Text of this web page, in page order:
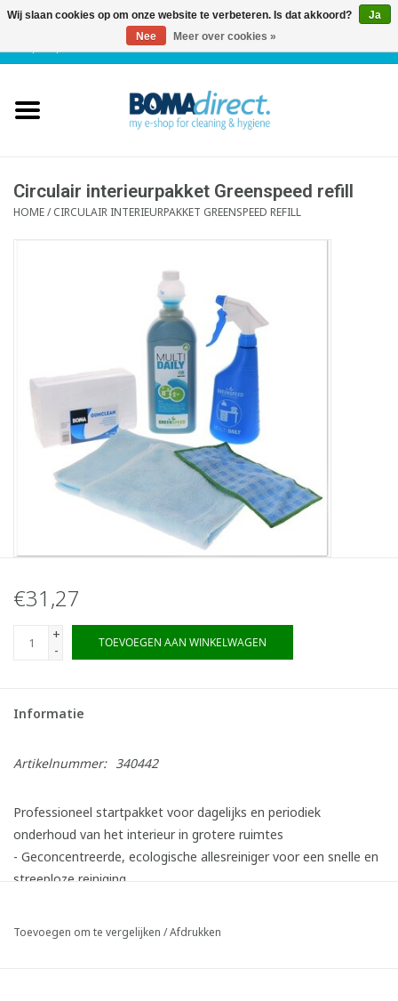
Klantenservice
Circulair interieurpakket Greenspeed refill
HOME/CIRCULAIR INTERIEURPAKKET GREENSPEED REFILL
€31,27
+
-
TOEVOEGEN AAN WINKELWAGEN
Informatie
Artikelnummer: 340442
Professioneel startpakket voor dagelijks en periodiek
onderhoud van het interieur in grotere ruimtes
- Geconcentreerde, ecologische allesreiniger voor een snelle en
streeploze reiniging
gerecycled polyester microvezel
Toevoegen om te vergelijken /Afdrukken
Wij slaan cookies op om onze website te verbeteren. Is dat akkoord?
Ja
Nee
Meer over cookies »